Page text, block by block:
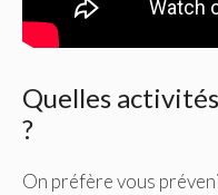
Quelles
?
On préfère vous